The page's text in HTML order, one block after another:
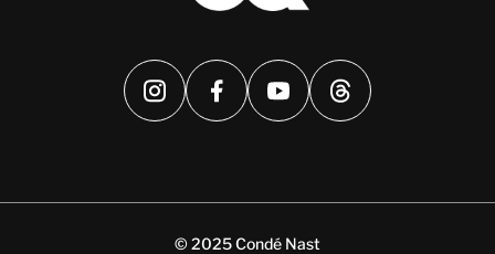
© 2025 Condé Nast